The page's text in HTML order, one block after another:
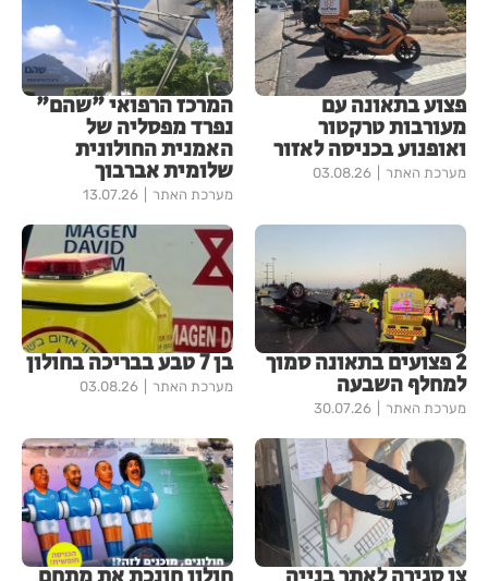
פצוע בתאונה עם
מעורבות טרקטור
ואופנוע בכניסה לאזור
מערכת האתר 03.08.26
המרכז הרפואי "שהם"
נפרד מפסליה של
האמנית החולונית
שלומית אברבוך
מערכת האתר 13.07.26
2 פצועים בתאונה סמוך
למחלף השבעה
מערכת האתר 30.07.26
בן 7 טבע בבריכה בחולון
מערכת האתר 03.08.26